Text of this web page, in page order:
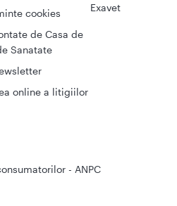
cookies
de Casa de
Sanatate
online a litigiilor
Exavet
- ANPC